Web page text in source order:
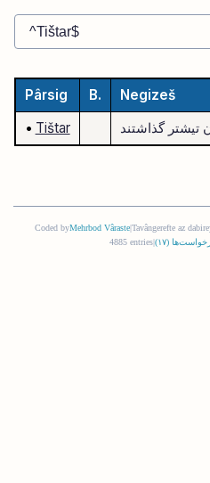
Pârsig B.
Negizeš
• Tištar
Coded byMehrbod Vâraste|Tavângerefte az
4885 entries
(١٧)